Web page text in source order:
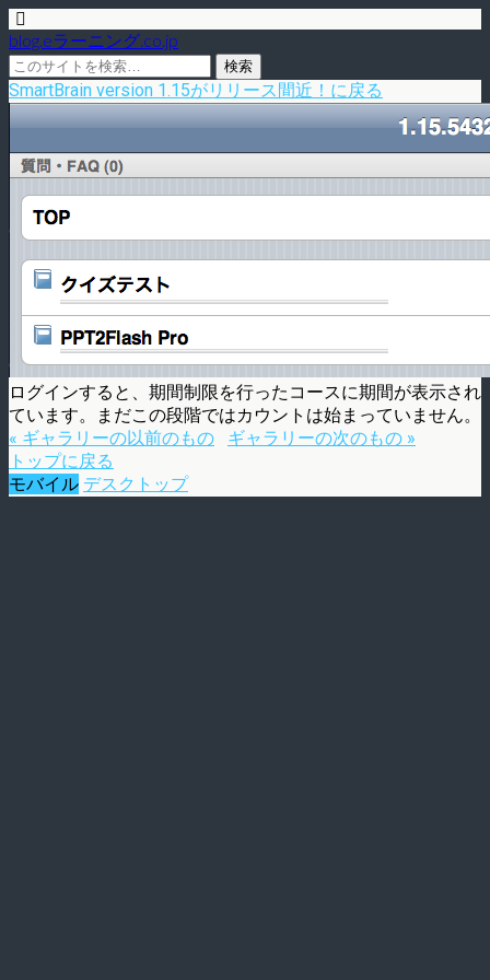
blog.eラーニング.co.jp
SmartBrain version 1.15がリリース間近！に戻る
ログインすると、期間制限を行ったコースに期間が表示され
ています。まだこの段階ではカウントは始まっていません。
« ギャラリーの以前のもの
ギャラリーの次のもの »
トップに戻る
モバイル デスクトップ